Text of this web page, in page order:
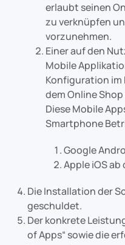
erlaubt seinen
zu verknüpfen
vorzunehmen.
Einer auf den
Mobile
Konfiguration im
dem Online
Diese Mobile
Smartphone
Google
Apple iOS ab
Die Installation der
geschuldet.
Der konkrete
of Apps“ sowie die